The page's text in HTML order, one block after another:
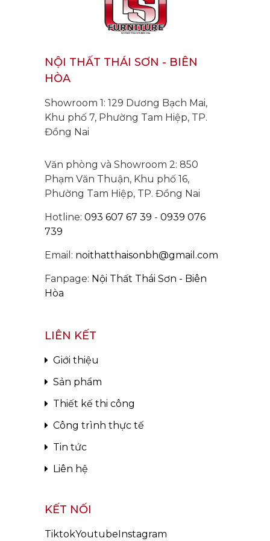
NỘI THẤT THÁI SƠN - BIÊN
HÒA
Showroom 1: 129 Dương Bạch Mai,
Khu phố 7, Phường Tam Hiệp, TP.
Đồng Nai
Văn phòng và Showroom 2: 850
Phạm Văn Thuận, Khu phố 16,
Phường Tam Hiệp, TP. Đồng Nai
Hotline: 093 607 67 39 - 0939 076
739
Email: noithatthaisonbh@gmail.com
Fanpage: Nội Thất Thái Sơn - Biên
Hòa
LIÊN KẾT
Giới thiệu
Sản phẩm
Thiết kế thi công
Công trình thực tế
Tin tức
Liên hệ
KẾT NỐI
TiktokYoutubeInstagram